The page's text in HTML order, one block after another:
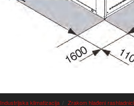
Industrijska klimatizacija Zrakom hlađeni